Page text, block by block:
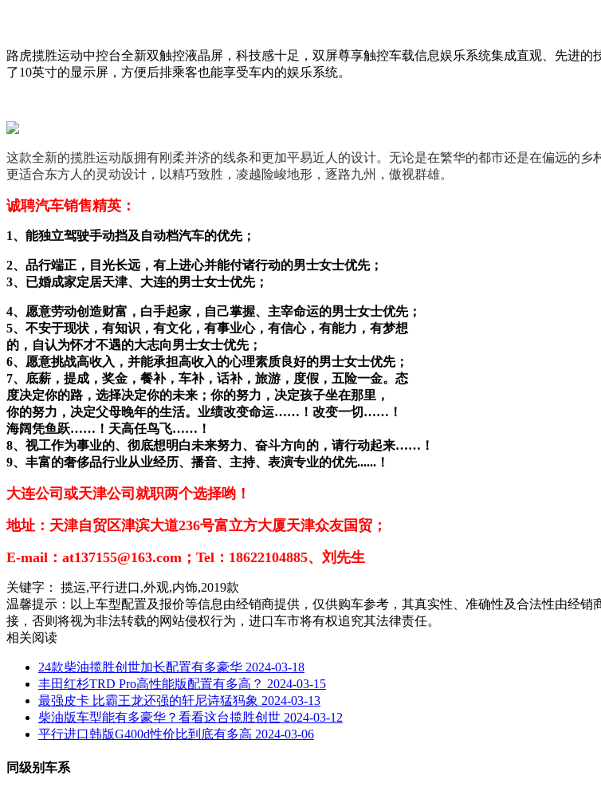
路虎揽胜运动中控台全新双触控液晶屏，科技感十足，双屏尊享触控车载信息娱乐系统集成直观、先进
了10英寸的显示屏，方便后排乘客也能享受车内的娱乐系统。
这款全新的揽胜运动版拥有刚柔并济的线条和更加平易近人的设计。无论是在繁华的都市还是在偏远的
更适合东方人的灵动设计，以精巧致胜，凌越险峻地形，逐路九州，傲视群雄。
诚聘汽车销售精英：
1、能独立驾驶手动挡及自动档汽车的优先；
2、品行端正，目光长远，有上进心并能付诸行动的男士女士优先；
3、已婚成家定居天津、大连的男士女士优先；
4、愿意劳动创造财富，白手起家，自己掌握、主宰命运的男士女士优先；
5、不安于现状，有知识，有文化，有事业心，有信心，有能力，有梦想
的，自认为怀才不遇的大志向男士女士优先；
6、愿意挑战高收入，并能承担高收入的心理素质良好的男士女士优先；
7、底薪，提成，奖金，餐补，车补，话补，旅游，度假，五险一金。态
度决定你的路，选择决定你的未来；你的努力，决定孩子坐在那里，
你的努力，决定父母晚年的生活。业绩改变命运……！改变一切……！
海阔凭鱼跃……！天高任鸟飞……！
8、视工作为事业的、彻底想明白未来努力、奋斗方向的，请行动起来……！
9、丰富的奢侈品行业从业经历、播音、主持、表演专业的优先......！
大连公司或天津公司就职两个选择哟！
地址：天津自贸区津滨大道236号富立方大厦天津众友国贸；
E-mail：at137155@163.com；Tel：18622104885、刘先生
关键字： 揽运,平行进口,外观,内饰,2019款
温馨提示：以上车型配置及报价等信息由经销商提供，仅供购车参考，其真实性、准确性及合法性由经
接，否则将视为非法转载的网站侵权行为，进口车市将有权追究其法律责任。
相关阅读
24款柴油揽胜创世加长配置有多豪华 2024-03-18
丰田红杉TRD Pro高性能版配置有多高？ 2024-03-15
最强皮卡 比霸王龙还强的轩尼诗猛犸象 2024-03-13
柴油版车型能有多豪华？看看这台揽胜创世 2024-03-12
平行进口韩版G400d性价比到底有多高 2024-03-06
同级别车系